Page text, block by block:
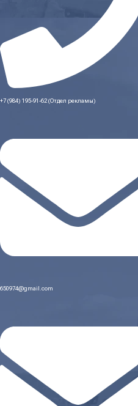
+7 (984) 195-91-62 (Отдел рекламы)
650974@gmail.com